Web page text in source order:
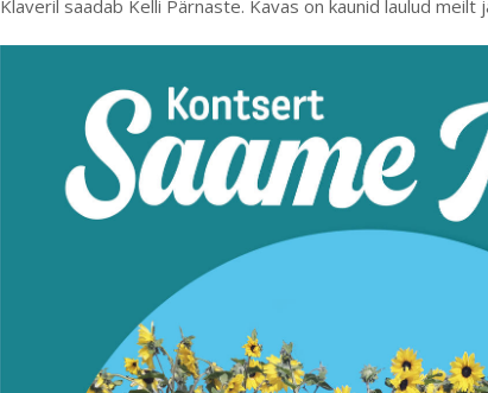
Klaveril saadab Kelli Pärnaste. Kavas on kaunid laulud meilt